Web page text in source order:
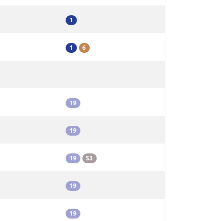
1
1 6
19
19
19 S3
19
19